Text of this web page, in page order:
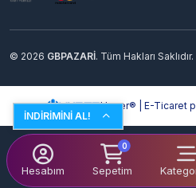
İNDİRİMİNİ AL!
Hesabım
0
Sepetim
© 2026 GBPAZARİ. Tüm Hakları Saklıdır.
Hyper® | E-Ticaret